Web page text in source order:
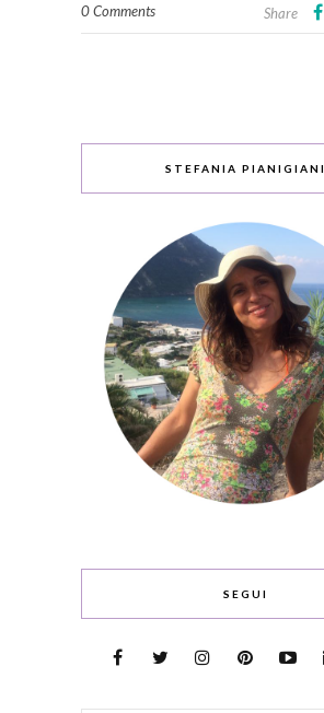
0 Comments Share
STEFANIA PIANIGIANI
SEGUI